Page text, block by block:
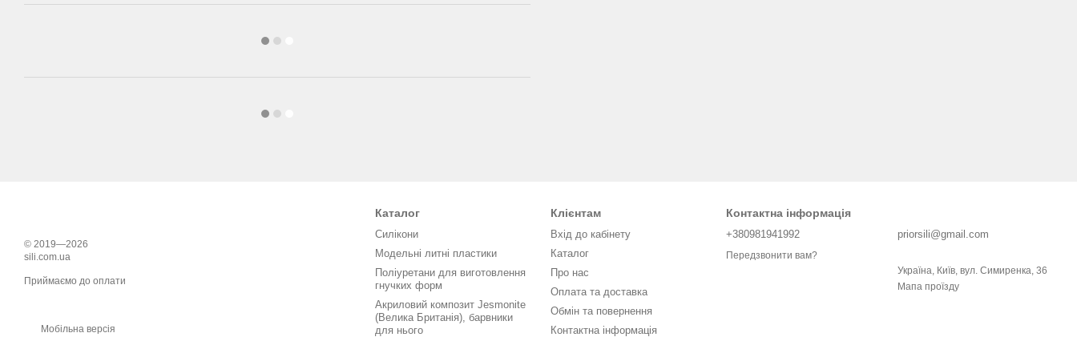
© 2019—2026
sili.com.ua
Приймаємо до оплати
Мобільна версія
Каталог
Силікони
Модельні литні пластики
Поліуретани для виготовлення
гнучких форм
Акриловий композит Jesmonite
(Велика Британія), барвники
для нього
Клієнтам
Вхід до кабінету
Каталог
Про нас
Оплата та доставка
Обмін та повернення
Контактна інформація
Контактна інформація
+380981941992
Передзвонити вам?
priorsili@gmail.com
Україна, Київ, вул. Симиренка, 36
Мапа проїзду